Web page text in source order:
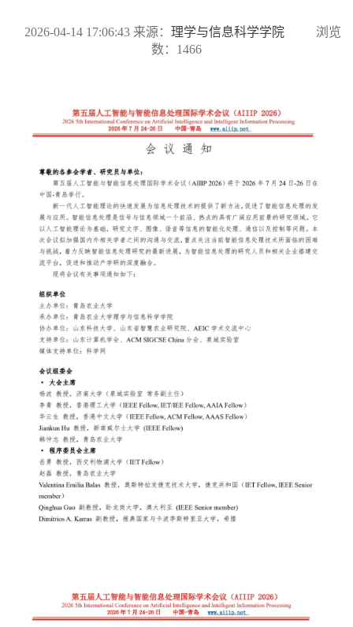
2026-04-14 17:06:43 来源： 理学与信息科学学院
浏览
数： 1466